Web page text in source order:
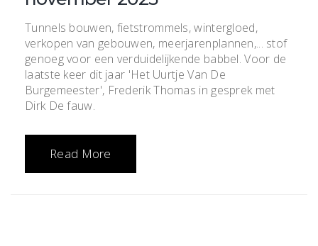
Tunnels bouwen, fietstrommels, wintergloed,
verkopen van gebouwen, meerjarenplannen,... stof
genoeg voor een verduidelijkende babbel. Voor de
laatste keer dit jaar 'Het Uurtje Van De
Burgemeester', Frederik Thomas in gesprek met
Dirk De fauw.
Read More